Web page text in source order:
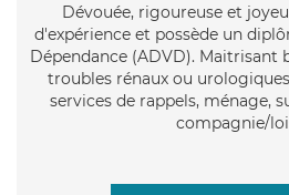
Dévouée, rigoureuse et
d'expérience et possède un
Dépendance (ADVD). Maitrisant
troubles rénaux ou
services de rappels, ménage,
compagnie/